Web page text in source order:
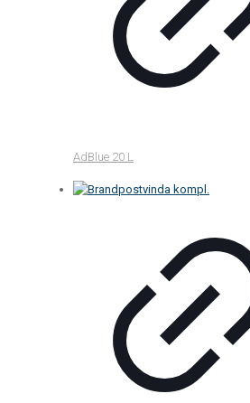
AdBlue 20 L